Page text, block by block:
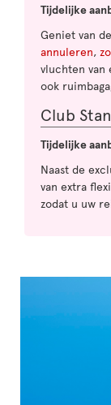
Tijdelijke
Geniet van
annuleren,
vluchten van
ook
Club
Tijdelijke
Naast de
van extra
zodat u uw